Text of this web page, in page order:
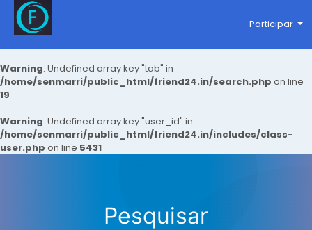
Warning: Undefined array key "tab" in
/home/senmarri/public_html/friend24.in/search.php on line
19
Warning: Undefined array key "user_id" in
/home/senmarri/public_html/friend24.in/includes/class-
user.php on line 5431
Participar
Pesquisar